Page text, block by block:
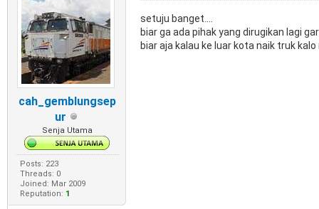
cah_gemblungsep
ur
Senja Utama
Posts: 223
Threads: 0
Joined: Mar 2009
Reputation: 1
setuju banget....
biar ga ada pihak yang dirugikan lagi
biar aja kalau ke luar kota naik truk